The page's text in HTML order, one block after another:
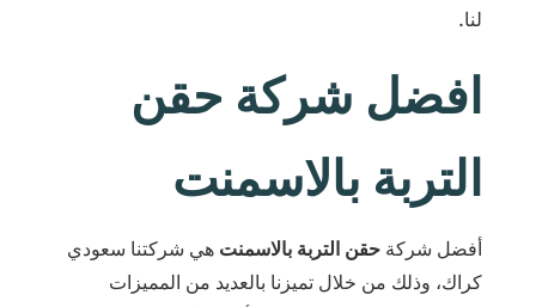
لنا.
افضل شركة حقن
التربة بالاسمنت
أفضل شركة حقن التربة بالاسمنت هي شركتنا سعودي
كراك، وذلك من خلال تميزنا بالعديد من المميزات